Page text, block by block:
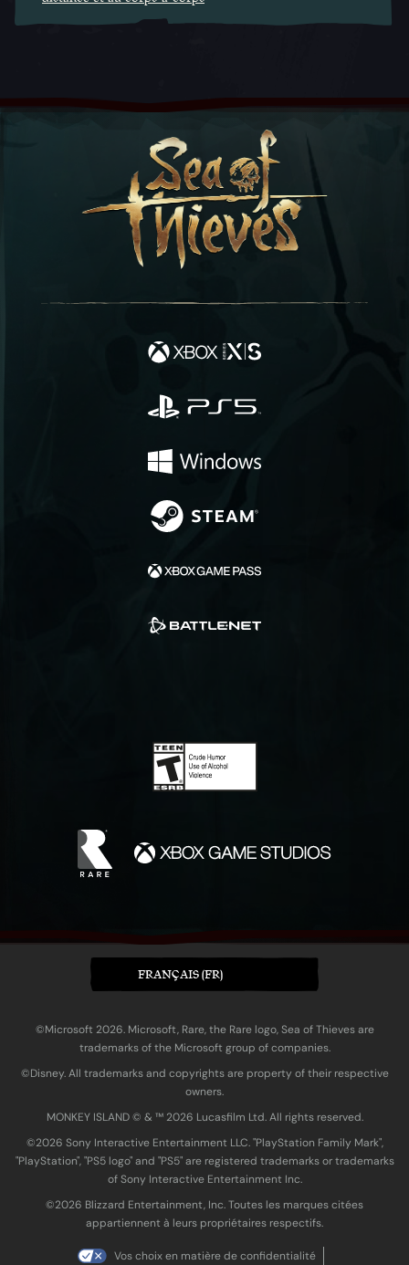
FRANÇAIS (FR)
©Microsoft 2026. Microsoft, Rare, the Rare logo, Sea of Thieves are
trademarks of the Microsoft group of companies.
©Disney. All trademarks and copyrights are property of their respective
owners.
MONKEY ISLAND © & ™ 20‍26 Lucasfilm Ltd. All rights reserved.
©2026 Sony Interactive Entertainment LLC. "PlayStation Family Mark",
"PlayStation", "PS5 logo" and "PS5" are registered trademarks or trademarks
of Sony Interactive Entertainment Inc.
©2026 Blizzard Entertainment, Inc. Toutes les marques citées
appartiennent à leurs propriétaires respectifs.
Vos choix en matière de confidentialité